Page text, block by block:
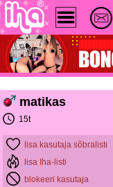
matikas
15t
lisa kasutaja sõbralisti
lisa Iha-listi
blokeeri kasutaja